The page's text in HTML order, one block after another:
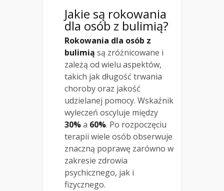
Jakie są rokowania
dla osób z bulimią?
Rokowania dla osób z
bulimią są zróżnicowane i
zależą od wielu aspektów,
takich jak długość trwania
choroby oraz jakość
udzielanej pomocy. Wskaźnik
wyleczeń oscyluje między
30%a 60%. Po rozpoczęciu
terapii wiele osób obserwuje
znaczną poprawę zarówno w
zakresie zdrowia
psychicznego, jak i
fizycznego.